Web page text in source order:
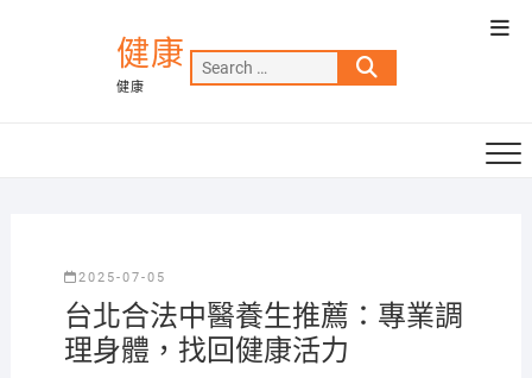
健康
健康
Search
…
2025-07-05
台北合法中醫養生推薦：專業調
理身體，找回健康活力